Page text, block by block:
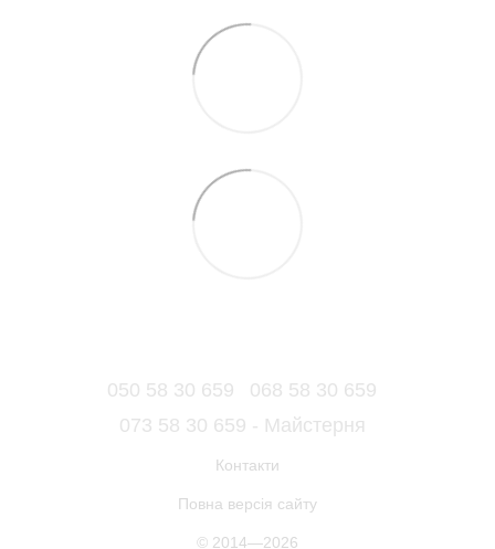
050 58 30 659
068 58 30 659
073 58 30 659 - Майстерня
Контакти
Повна версія сайту
© 2014—2026